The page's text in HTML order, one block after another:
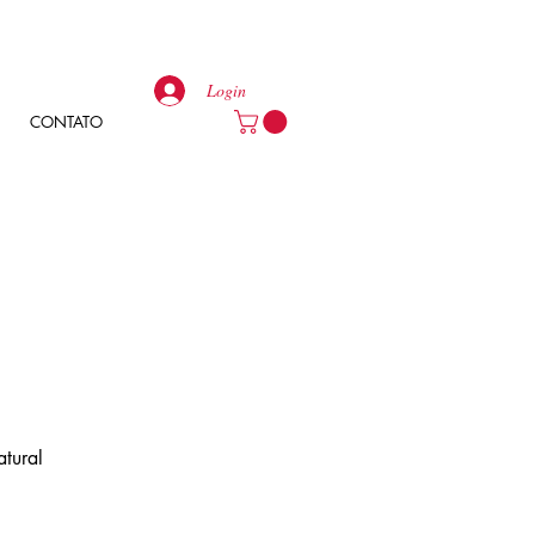
CONTATO
Login